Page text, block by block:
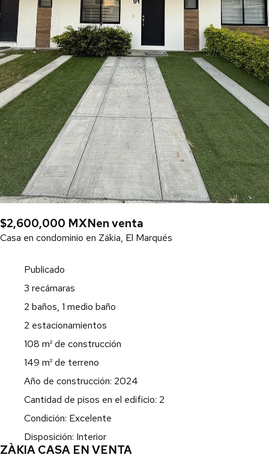
$2,600,000 MXNen venta
Casa en condominio en Zákia, El Marqués
Publicado
3 recámaras
2 baños, 1 medio baño
2 estacionamientos
108 m² de construcción
149 m² de terreno
Año de construcción: 2024
Cantidad de pisos en el edificio: 2
Condición: Excelente
Disposición: Interior
ZÀKIA CASA EN VENTA